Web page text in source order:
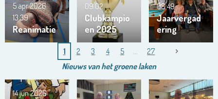
Reanimatie
5 apr 2026
13:39
Clubkampio
en 2025
09:02
Jaarvergad
ering
08:49
1 2 3 4 5 27
Nieuws van hetgroenelaken
14 jun 2026